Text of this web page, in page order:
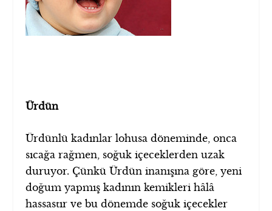
Ürdün
Ürdünlü kadınlar lohusa döneminde, onca
sıcağa rağmen, soğuk içeceklerden uzak
duruyor. Çünkü Ürdün inanışına göre, yeni
doğum yapmış kadının kemikleri hâlâ
hassastır ve bu dönemde soğuk içecekler